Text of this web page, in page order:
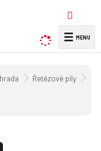
y
☰
Řetězové pily